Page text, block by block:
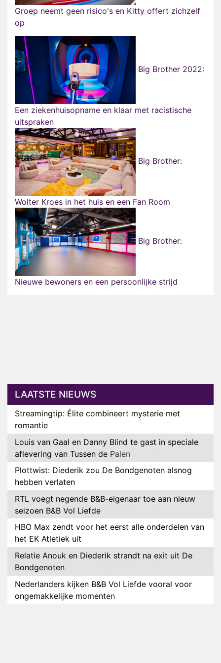
Groep neemt geen risico's en Kitty offert zichzelf
op
Big Brother 2022:
Een ziekenhuisopname en klaar met racistische
uitspraken
Big Brother:
Wolter Kroes in het huis en een Fan Room
Big Brother:
Nieuwe bewoners en een persoonlijke strijd
LAATSTE NIEUWS
Streamingtip: Élite combineert mysterie met
romantie
Louis van Gaal en Danny Blind te gast in speciale
aflevering van Tussen de Palen
Plottwist: Diederik zou De Bondgenoten alsnog
hebben verlaten
RTL voegt negende B&B-eigenaar toe aan nieuw
seizoen B&B Vol Liefde
HBO Max zendt voor het eerst alle onderdelen van
het EK Atletiek uit
Relatie Anouk en Diederik strandt na exit uit De
Bondgenoten
Nederlanders kijken B&B Vol Liefde vooral voor
ongemakkelijke momenten